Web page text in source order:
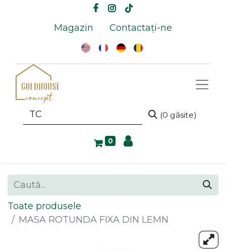
Magazin Contactați-ne
(0 găsite)
0
Toate produsele
MASA ROTUNDA FIXA DIN LEMN